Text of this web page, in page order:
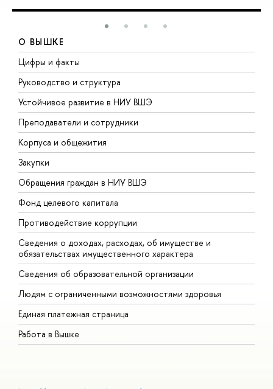
О ВЫШКЕ
Цифры и факты
Руководство и структура
Устойчивое развитие в НИУ ВШЭ
Преподаватели и сотрудники
Корпуса и общежития
Закупки
Обращения граждан в НИУ ВШЭ
Фонд целевого капитала
Противодействие коррупции
Сведения о доходах, расходах, об имуществе и
обязательствах имущественного характера
Сведения об образовательной организации
Людям с ограниченными возможностями здоровья
Единая платежная страница
Работа в Вышке